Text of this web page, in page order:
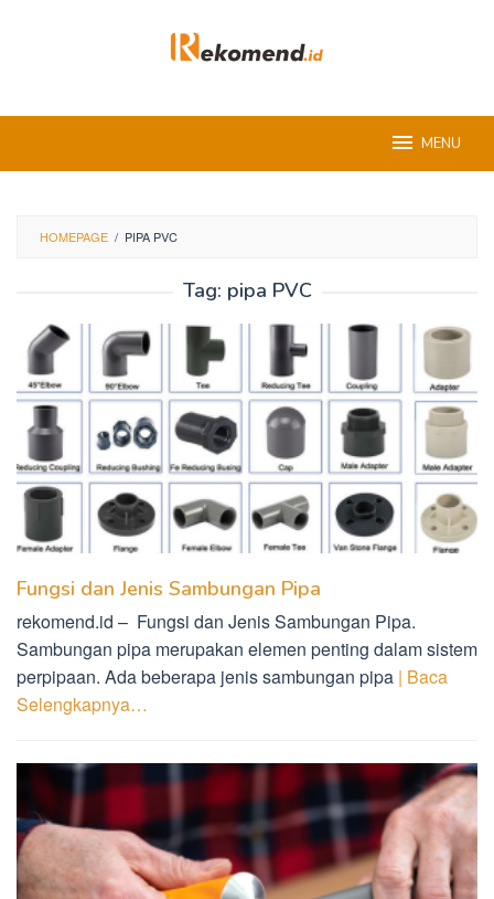
MENU
HOMEPAGE / PIPA PVC
Tag: pipa PVC
Fungsi dan Jenis Sambungan Pipa
rekomend.id – Fungsi dan Jenis Sambungan Pipa.
Sambungan pipa merupakan elemen penting dalam sistem
perpipaan. Ada beberapa jenis sambungan pipa | Baca
Selengkapnya…